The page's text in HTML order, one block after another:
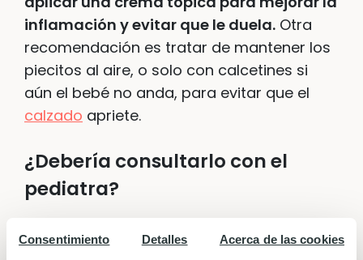
Consentimiento Detalles Acerca de las cookies
inflamación y evitar que le duela. Otra
recomendación es tratar de mantener los
piecitos al aire, o solo con calcetines si
aún el bebé no anda, para evitar que el
calzado apriete.
¿Debería consultarlo con el
pediatra?
Si con la crema tópica el enrojecimiento